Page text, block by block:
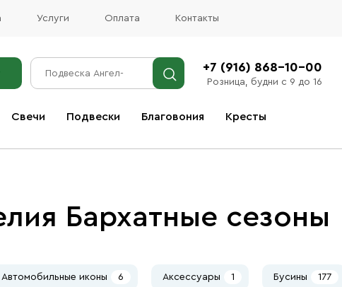
Услуги Оплата Контакты
+7 (916) 868-10-00
Розница, будни с 9 до 16
Свечи Подвески Благовония Кресты
Бархатные сезоны
Автомобильные иконы 6 Аксессуары 1 Бусины 177